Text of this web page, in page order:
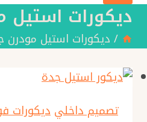
ديكورات استيل
/ ديكورات استيل مودرن
تصميم داخلي ديكورات